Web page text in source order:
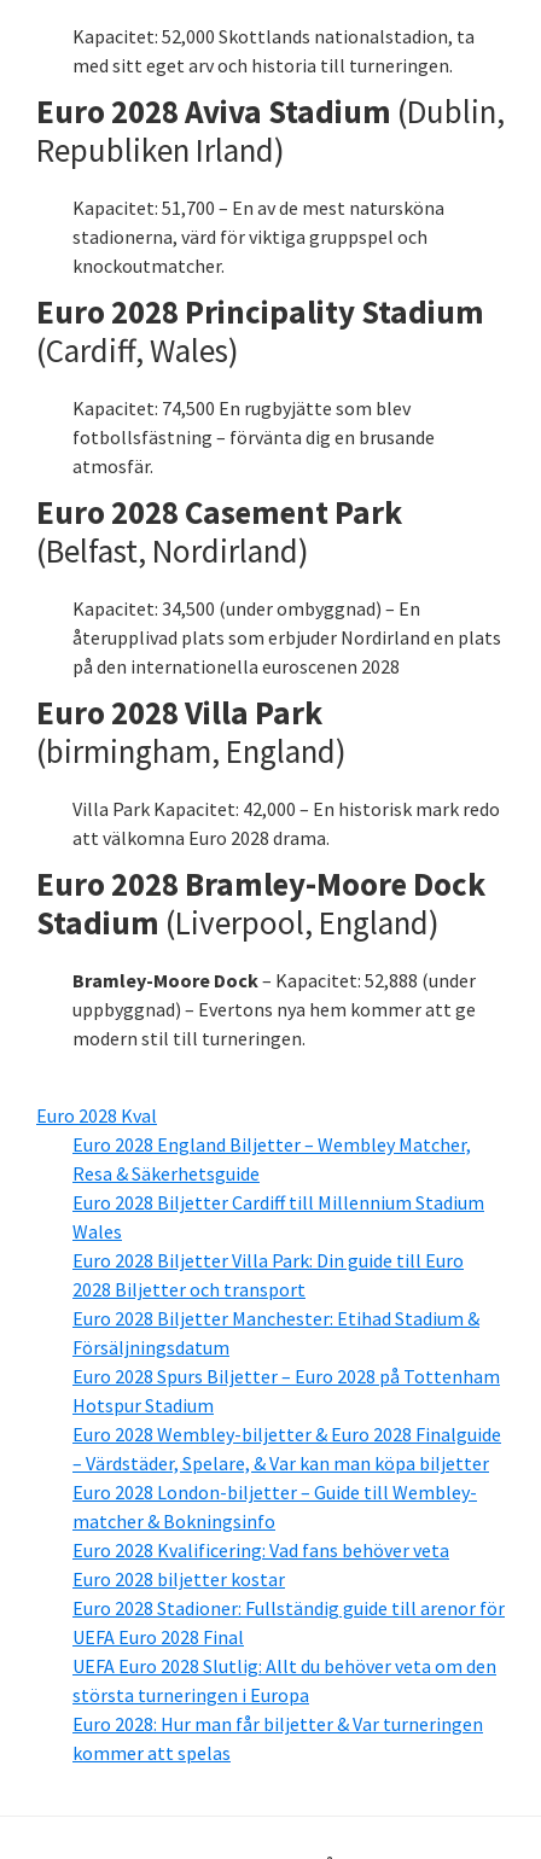
Kapacitet: 52,000 Skottlands nationalstadion, ta
med sitt eget arv och historia till turneringen.
Euro 2028 Aviva Stadium (Dublin,
Republiken Irland)
Kapacitet: 51,700 – En av de mest natursköna
stadionerna, värd för viktiga gruppspel och
knockoutmatcher.
Euro 2028 Principality Stadium
(Cardiff, Wales)
Kapacitet: 74,500 En rugbyjätte som blev
fotbollsfästning – förvänta dig en brusande
atmosfär.
Euro 2028 Casement Park
(Belfast, Nordirland)
Kapacitet: 34,500 (under ombyggnad) – En
återupplivad plats som erbjuder Nordirland en plats
på den internationella euroscenen 2028
Euro 2028 Villa Park
(birmingham, England)
Villa Park Kapacitet: 42,000 – En historisk mark redo
att välkomna Euro 2028 drama.
Euro 2028 Bramley-Moore Dock
Stadium (Liverpool, England)
Bramley-Moore Dock– Kapacitet: 52,888 (under
uppbyggnad) – Evertons nya hem kommer att ge
modern stil till turneringen.
Euro 2028 Kval
Euro 2028 England Biljetter – Wembley Matcher,
Resa & Säkerhetsguide
Euro 2028 Biljetter Cardiff till Millennium Stadium
Wales
Euro 2028 Biljetter Villa Park: Din guide till Euro
2028 Biljetter och transport
Euro 2028 Biljetter Manchester: Etihad Stadium &
Försäljningsdatum
Euro 2028 Spurs Biljetter – Euro 2028 på Tottenham
Hotspur Stadium
Euro 2028 Wembley-biljetter & Euro 2028 Finalguide
– Värdstäder, Spelare, & Var kan man köpa biljetter
Euro 2028 London-biljetter – Guide till Wembley-
matcher & Bokningsinfo
Euro 2028 Kvalificering: Vad fans behöver veta
Euro 2028 biljetter kostar
Euro 2028 Stadioner: Fullständig guide till arenor för
UEFA Euro 2028 Final
UEFA Euro 2028 Slutlig: Allt du behöver veta om den
största turneringen i Europa
Euro 2028: Hur man får biljetter & Var turneringen
kommer att spelas